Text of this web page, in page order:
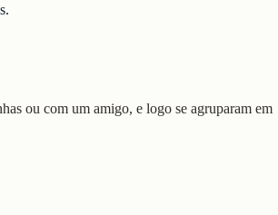
ou com um amigo, e logo se agruparam em